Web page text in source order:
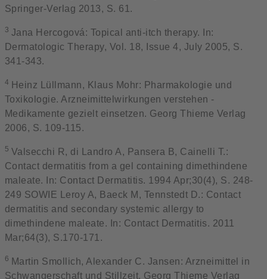
Springer-Verlag 2013, S. 61.
3 Jana Hercogová: Topical anti‐itch therapy. In:
Dermatologic Therapy, Vol. 18, Issue 4, July 2005, S.
341-343.
4 Heinz Lüllmann, Klaus Mohr: Pharmakologie und
Toxikologie. Arzneimittelwirkungen verstehen -
Medikamente gezielt einsetzen. Georg Thieme Verlag
2006, S. 109-115.
5 Valsecchi R, di Landro A, Pansera B, Cainelli T.:
Contact dermatitis from a gel containing dimethindene
maleate. In: Contact Dermatitis. 1994 Apr;30(4), S. 248-
249 SOWIE Leroy A, Baeck M, Tennstedt D.: Contact
dermatitis and secondary systemic allergy to
dimethindene maleate. In: Contact Dermatitis. 2011
Mar;64(3), S.170-171.
6 Martin Smollich, Alexander C. Jansen: Arzneimittel in
Schwangerschaft und Stillzeit. Georg Thieme Verlag